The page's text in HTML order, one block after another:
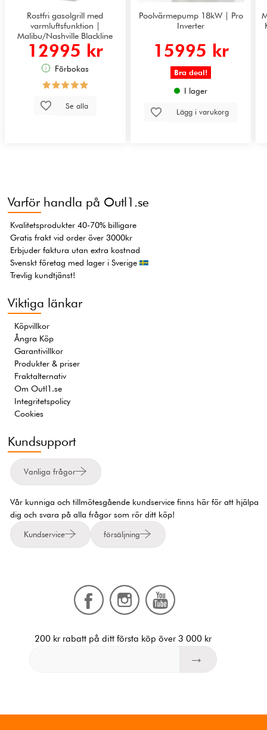
Rostfri gasolgrill med
varmluftsfunktion |
Malibu/Nashville Blackline
12995 kr
Förbokas
Se alla
Poolvärmepump 18kW | Pro
Inverter
15995 kr
Bra deal!
I lager
Lägg i varukorg
Varför handla på Outl1.se
Kvalitetsprodukter 40-70% billigare
Gratis frakt vid order över 3000kr
Erbjuder faktura utan extra kostnad
Svenskt företag med lager i Sverige
Trevlig kundtjänst!
Viktiga länkar
Köpvillkor
Ångra Köp
Garantivillkor
Produkter & priser
Fraktalternativ
Om Outl1.se
Integritetspolicy
Cookies
Kundsupport
Vanliga frågor
Vår kunniga och tillmötesgående kundservice finns här för att hjälpa
dig och svara på alla frågor som rör ditt köp!
Kundservice försäljning
200 kr rabatt på ditt första köp över 3 000 kr